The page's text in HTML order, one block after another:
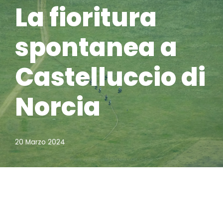
La fioritura
spontanea a
Castelluccio di
Norcia
20 Marzo 2024